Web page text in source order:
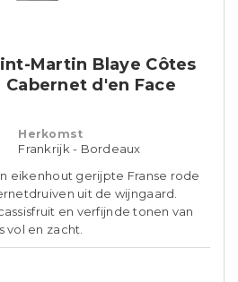
Martin Blaye Côtes
d'en Face
Herkomst
Frankrijk - Bordeaux
eikenhout gerijpte Franse rode
uit de wijngaard.
en verfijnde tonen van
vol en zacht.